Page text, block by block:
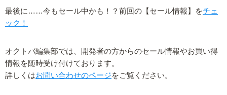
最後に……今もセール中かも！？前回の【セール情報】をチェ
ック！
オクトバ編集部では、開発者の方からのセール情報やお買い得
情報を随時受け付けております。
詳しくはお問い合わせのページをご覧ください。